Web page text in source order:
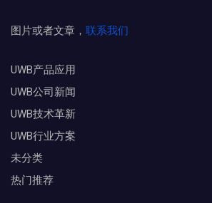
图片或者文章， 联系我们
UWB产品应用
UWB公司新闻
UWB技术革新
UWB行业方案
未分类
热门推荐